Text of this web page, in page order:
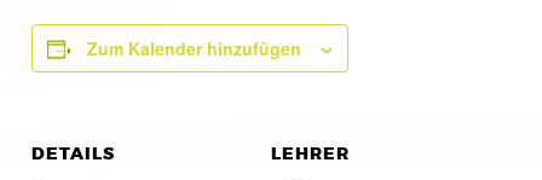
Zum Kalender hinzufügen
DETAILS LEHRER